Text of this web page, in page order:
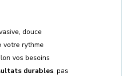
douce
votre rythme
vos besoins
durables, pas